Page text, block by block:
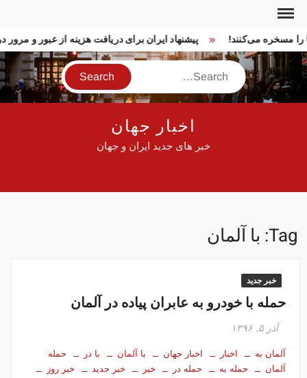
Skip
content
پیشنهاد ایران برای دریافت هزینه از عبور و را مسخره می‌کنند!
Search
اخبار جهان
خبر های جدید ایران و جهان
Tag: با آلمان
خبر جدید
حمله با خودرو به عابران پیاده در آلمان
آذر ۵, ۱۳۹۶
آلمان به اخبار اخبار جهان با آلمان با در
حمله
آلمان
حمله به حمله در خبر خبر جدید
خبر روز